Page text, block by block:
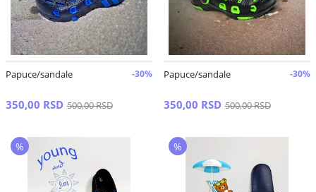
Papuce/sandale -30%
350,00 RSD 500,00 RSD
Papuce/sandale -30%
350,00 RSD 500,00 RSD
% %